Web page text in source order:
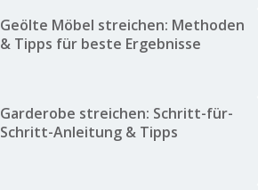
Geölte Möbel streichen: Methoden
& Tipps für beste Ergebnisse
Garderobe streichen: Schritt-für-
Schritt-Anleitung & Tipps